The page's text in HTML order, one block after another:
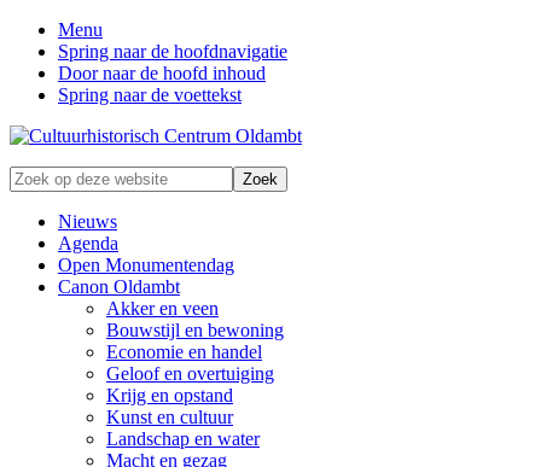
Menu
Spring naar de hoofdnavigatie
Door naar de hoofd inhoud
Spring naar de voettekst
Zonder
verleden
geen
toekomst
Zoek
op
deze
website
Nieuws
Agenda
Open Monumentendag
Canon Oldambt
Akker en veen
Bouwstijl en bewoning
Economie en handel
Geloof en overtuiging
Krijg en opstand
Kunst en cultuur
Landschap en water
Macht en gezag